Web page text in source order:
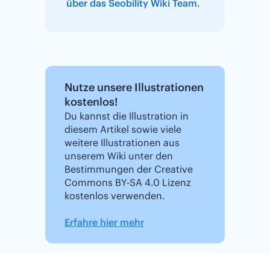
über das Seobility Wiki Team.
Nutze unsere Illustrationen
kostenlos!
Du kannst die Illustration in
diesem Artikel sowie viele
weitere Illustrationen aus
unserem Wiki unter den
Bestimmungen der Creative
Commons BY-SA 4.0 Lizenz
kostenlos verwenden.
Erfahre hier mehr